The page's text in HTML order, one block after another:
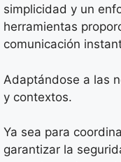
simplicidad y un
herramientas
comunicación
Adaptándose a las
y contextos.
Ya sea para
garantizar la